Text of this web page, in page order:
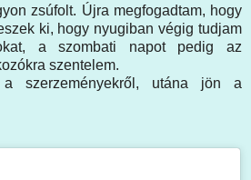
zsúfolt. Újra megfogadtam, hogy
ki, hogy nyugiban végig tudjam
a szombati napot pedig az
szentelem.
szerzeményekről, utána jön a